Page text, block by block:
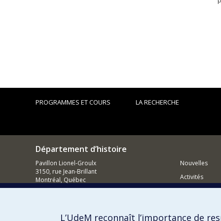
PROGRAMMES ET COURS LA RECHERCHE
Département d’histoire
Pavillon Lionel-Groulx
3150, rue Jean-Brillant
Montréal, Québec
H3T 1N8
Nouvelles
Activités
L’UdeM reconnaît l’importance de